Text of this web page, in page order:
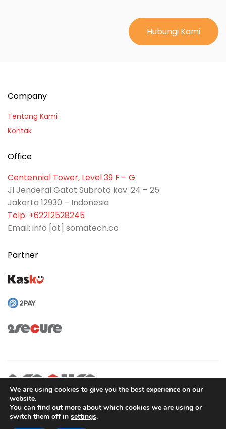
Hubungi Kami
Company
Tentang Kami
Kontak
Office
Centennial Tower, Level 39 F – G
Jl Jenderal Gatot Subroto kav. 24 – 25
Jakarta 12930 – Indonesia
Telp: +62212528245
Email: info [at] somatech.co
Partner
2SECURE is part of PT SOMA Tech Investama Group. © 2024
We are using cookies to give you the best experience on our
website.
You can find out more about which cookies we are using or
switch them off in settings.